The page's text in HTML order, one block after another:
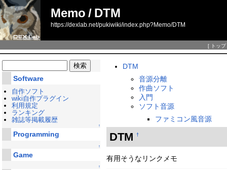
Memo / DTM
https://dexlab.net/pukiwiki/index.php?Memo/DTM
[ トップ
DTM
音源分離
作曲ソフト
入門
ソフト音源
ファミコン風音源
DTM†
有用そうなリンクメモ
Software
自作ソフト
wiki自作プラグイン
利用規定
ランキング
雑誌等掲載履歴
↑
Programming
↑
Game
↑